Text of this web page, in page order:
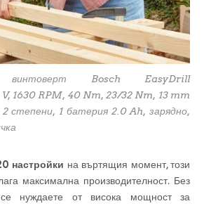
винтоверт Bosch EasyDrill
1630 RPM, 40 Nm, 23/32 Nm, 13 mm
степени, 1 батерия 2.0 Ah, зарядно,
настройки на въртящия момент, този
максимална производителност. Без
нуждаете от висока мощност за